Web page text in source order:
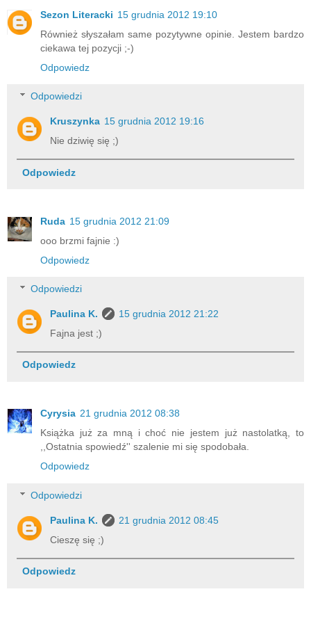
Sezon Literacki 15 grudnia 2012 19:10
Również słyszałam same pozytywne opinie. Jestem bardzo
ciekawa tej pozycji ;-)
Odpowiedz
Odpowiedzi
Kruszynka 15 grudnia 2012 19:16
Nie dziwię się ;)
Odpowiedz
Ruda 15 grudnia 2012 21:09
ooo brzmi fajnie :)
Odpowiedz
Odpowiedzi
Paulina K.
15 grudnia 2012 21:22
Fajna jest ;)
Odpowiedz
Cyrysia 21 grudnia 2012 08:38
Książka już za mną i choć nie jestem już nastolatką, to
,,Ostatnia spowiedź'' szalenie mi się spodobała.
Odpowiedz
Odpowiedzi
Paulina K.
21 grudnia 2012 08:45
Cieszę się ;)
Odpowiedz